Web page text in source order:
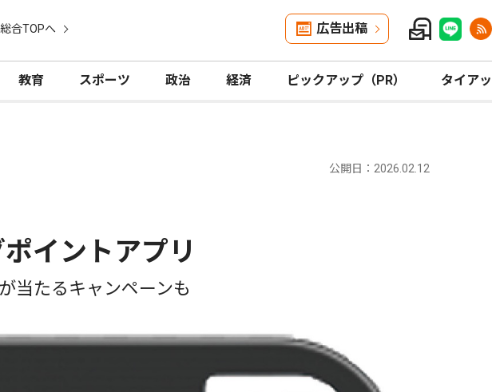
総合TOPへ 広告出稿
教育 スポーツ 政治 経済 ピックアップ（PR） タイアッ
公開日：2026.02.12
イントアプリ
当たるキャンペーンも